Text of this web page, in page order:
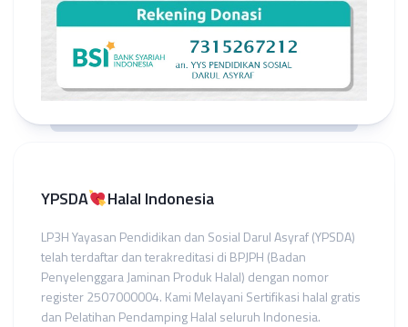
YPSDA Halal Indonesia
LP3H Yayasan Pendidikan dan Sosial Darul Asyraf (YPSDA)
telah terdaftar dan terakreditasi di BPJPH (Badan
Penyelenggara Jaminan Produk Halal) dengan nomor
register 2507000004. Kami Melayani Sertifikasi halal gratis
dan Pelatihan Pendamping Halal seluruh Indonesia.